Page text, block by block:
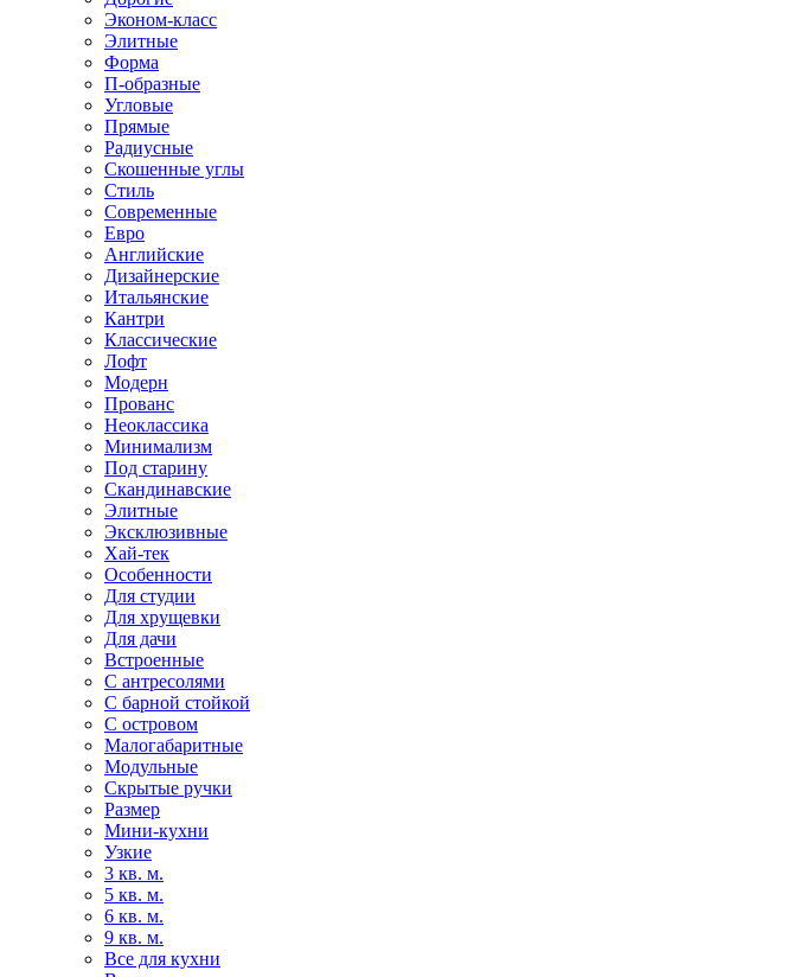
Эконом-класс
Элитные
Форма
П-образные
Угловые
Прямые
Радиусные
Скошенные углы
Стиль
Современные
Евро
Английские
Дизайнерские
Итальянские
Кантри
Классические
Лофт
Модерн
Прованс
Неоклассика
Минимализм
Под старину
Скандинавские
Элитные
Эксклюзивные
Хай-тек
Особенности
Для студии
Для хрущевки
Для дачи
Встроенные
С антресолями
С барной стойкой
С островом
Малогабаритные
Модульные
Скрытые ручки
Размер
Мини-кухни
Узкие
3 кв. м.
5 кв. м.
6 кв. м.
9 кв. м.
Все для кухни